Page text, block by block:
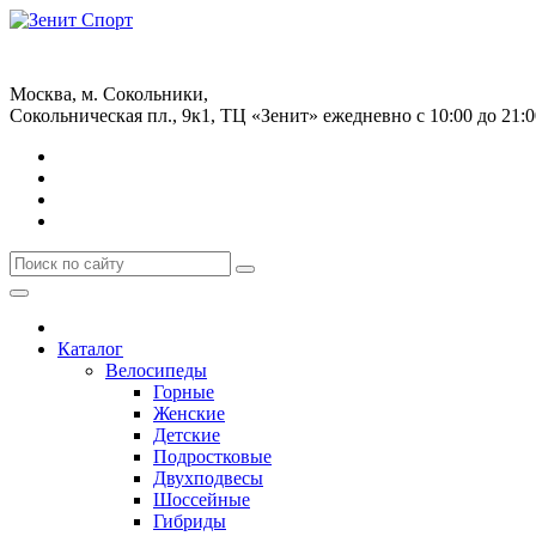
Москва, м. Сокольники,
Сокольническая пл., 9к1, ТЦ «Зенит» ежедневно с 10:00 до
Каталог
Велосипеды
Горные
Женские
Детские
Подростковые
Двухподвесы
Шоссейные
Гибриды